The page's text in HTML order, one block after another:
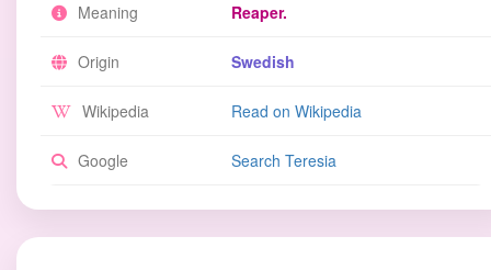
Meaning Reaper.
Origin Swedish
Wikipedia Read on Wikipedia
Google Search Teresia